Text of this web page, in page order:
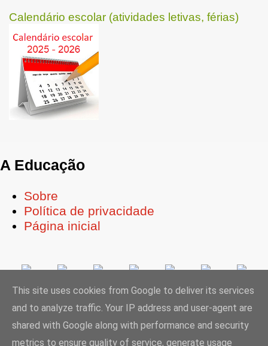
Calendário escolar (atividades letivas, férias)
A Educação
Sobre
Política de privacidade
Página inicial
Ligue-se à Educação
This site uses cookies from Google to deliver its services
and to analyze traffic. Your IP address and user-agent are
shared with Google along with performance and security
metrics to ensure quality of service, generate usage